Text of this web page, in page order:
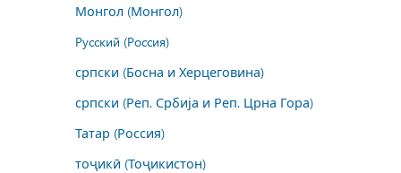
Монгол (Монгол)
Русский (Россия)
српски (Босна и Херцеговина)
српски (Реп. Србија и Реп. Црна Гора)
Татар (Россия)
тоҷикӣ (Тоҷикистон)